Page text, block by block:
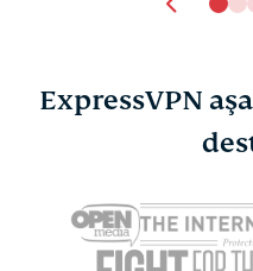
ExpressVPN